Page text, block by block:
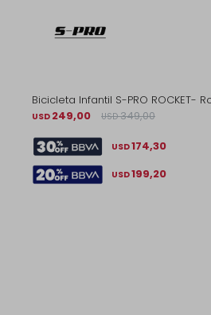
Bicicleta Infantil S-PRO ROCKET-
USD 249,00 USD 349,00
USD174,30
USD199,20